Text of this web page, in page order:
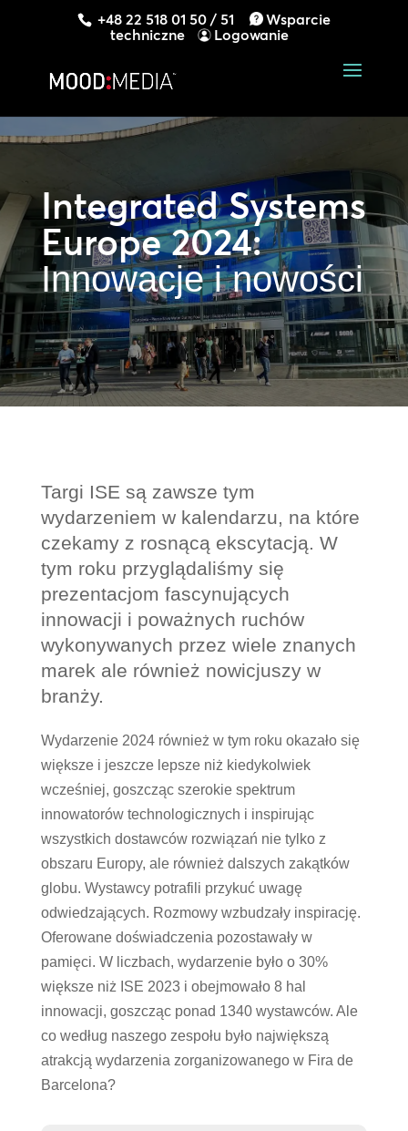
+48 22 518 01 50 / 51
Wsparcie
techniczne
Logowanie
Integrated Systems
Europe 2024:
Innowacje i nowości
Targi ISE są zawsze tym
wydarzeniem w kalendarzu, na które
czekamy z rosnącą ekscytacją. W
tym roku przyglądaliśmy się
prezentacjom fascynujących
innowacji i poważnych ruchów
wykonywanych przez wiele znanych
marek ale również nowicjuszy w
branży.
Wydarzenie 2024 również w tym roku okazało się
większe i jeszcze lepsze niż kiedykolwiek
wcześniej, goszcząc szerokie spektrum
innowatorów technologicznych i inspirując
wszystkich dostawców rozwiązań nie tylko z
obszaru Europy, ale również dalszych zakątków
globu. Wystawcy potrafili przykuć uwagę
odwiedzających. Rozmowy wzbudzały inspirację.
Oferowane doświadczenia pozostawały w
pamięci. W liczbach, wydarzenie było o 30%
większe niż ISE 2023 i obejmowało 8 hal
innowacji, goszcząc ponad 1340 wystawców. Ale
co według naszego zespołu było największą
atrakcją wydarzenia zorganizowanego w Fira de
Barcelona?